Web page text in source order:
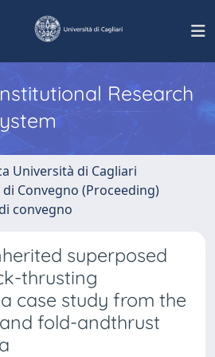
Research
Università di Cagliari
Convegno (Proceeding)
convegno
superposed
thrusting
case study from the
fold-andthrust